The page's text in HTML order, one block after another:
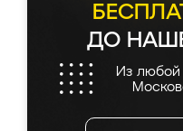
ДО
Из любой